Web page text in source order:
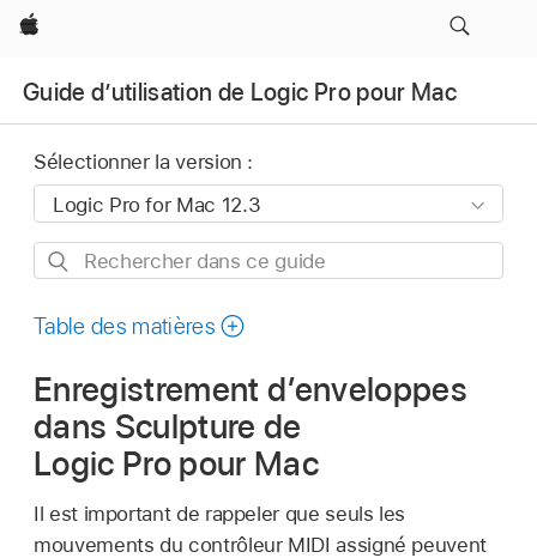
Apple
Guide d’utilisation de Logic Pro pour Mac
Sélectionner la version :
Rechercher
ce
Table des matières
Enregistrement d’enveloppes
dans Sculpture de
Logic Pro pour Mac
Il est important de rappeler que seuls les
mouvements du contrôleur MIDI assigné peuvent